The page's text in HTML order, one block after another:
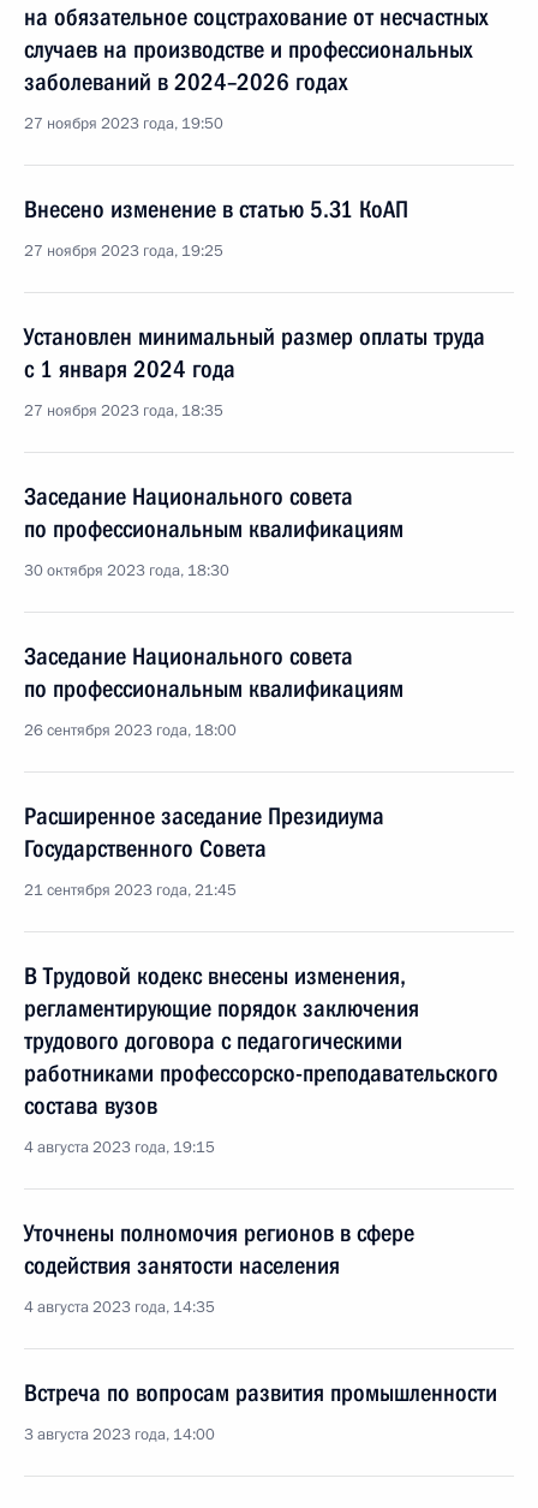
на обязательное соцстрахование от несчастных
случаев на производстве и профессиональных
заболеваний в 2024–2026 годах
27 ноября 2023 года, 19:50
Внесено изменение в статью 5.31 КоАП
27 ноября 2023 года, 19:25
Установлен минимальный размер оплаты труда
с 1 января 2024 года
27 ноября 2023 года, 18:35
Заседание Национального совета
по профессиональным квалификациям
30 октября 2023 года, 18:30
Заседание Национального совета
по профессиональным квалификациям
26 сентября 2023 года, 18:00
Расширенное заседание Президиума
Государственного Совета
21 сентября 2023 года, 21:45
В Трудовой кодекс внесены изменения,
регламентирующие порядок заключения
трудового договора с педагогическими
работниками профессорско-преподавательского
состава вузов
4 августа 2023 года, 19:15
Уточнены полномочия регионов в сфере
содействия занятости населения
4 августа 2023 года, 14:35
Встреча по вопросам развития промышленности
3 августа 2023 года, 14:00